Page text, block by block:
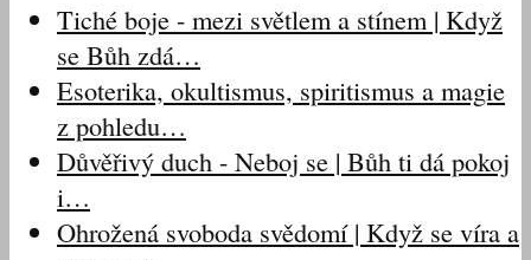
Tiché boje - mezi světlem a stínem | Když
se Bůh zdá…
Esoterika, okultismus, spiritismus a magie
z pohledu…
Důvěřivý duch - Neboj se | Bůh ti dá pokoj
i…
Ohrožená svoboda svědomí | Když se víra a